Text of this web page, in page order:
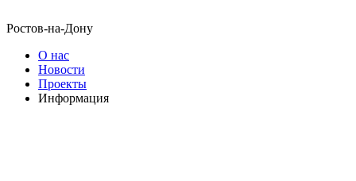
Ростов-на-Дону
О нас
Новости
Проекты
Информация